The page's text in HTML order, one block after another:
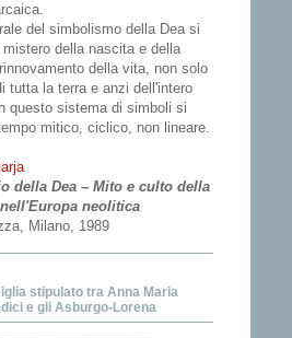
del simbolismo della Dea si
della nascita e della
della vita, non solo
tutta la terra e anzi dell'intero
questo sistema di simboli si
mitico, ciclico, non lineare.
della Dea – Mito e culto della
neolitica
Milano, 1989
stipulato tra Anna Maria
e gli Asburgo-Lorena